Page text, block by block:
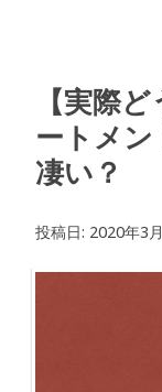
【実際
ートメ
凄い？
投稿日: 2020年3